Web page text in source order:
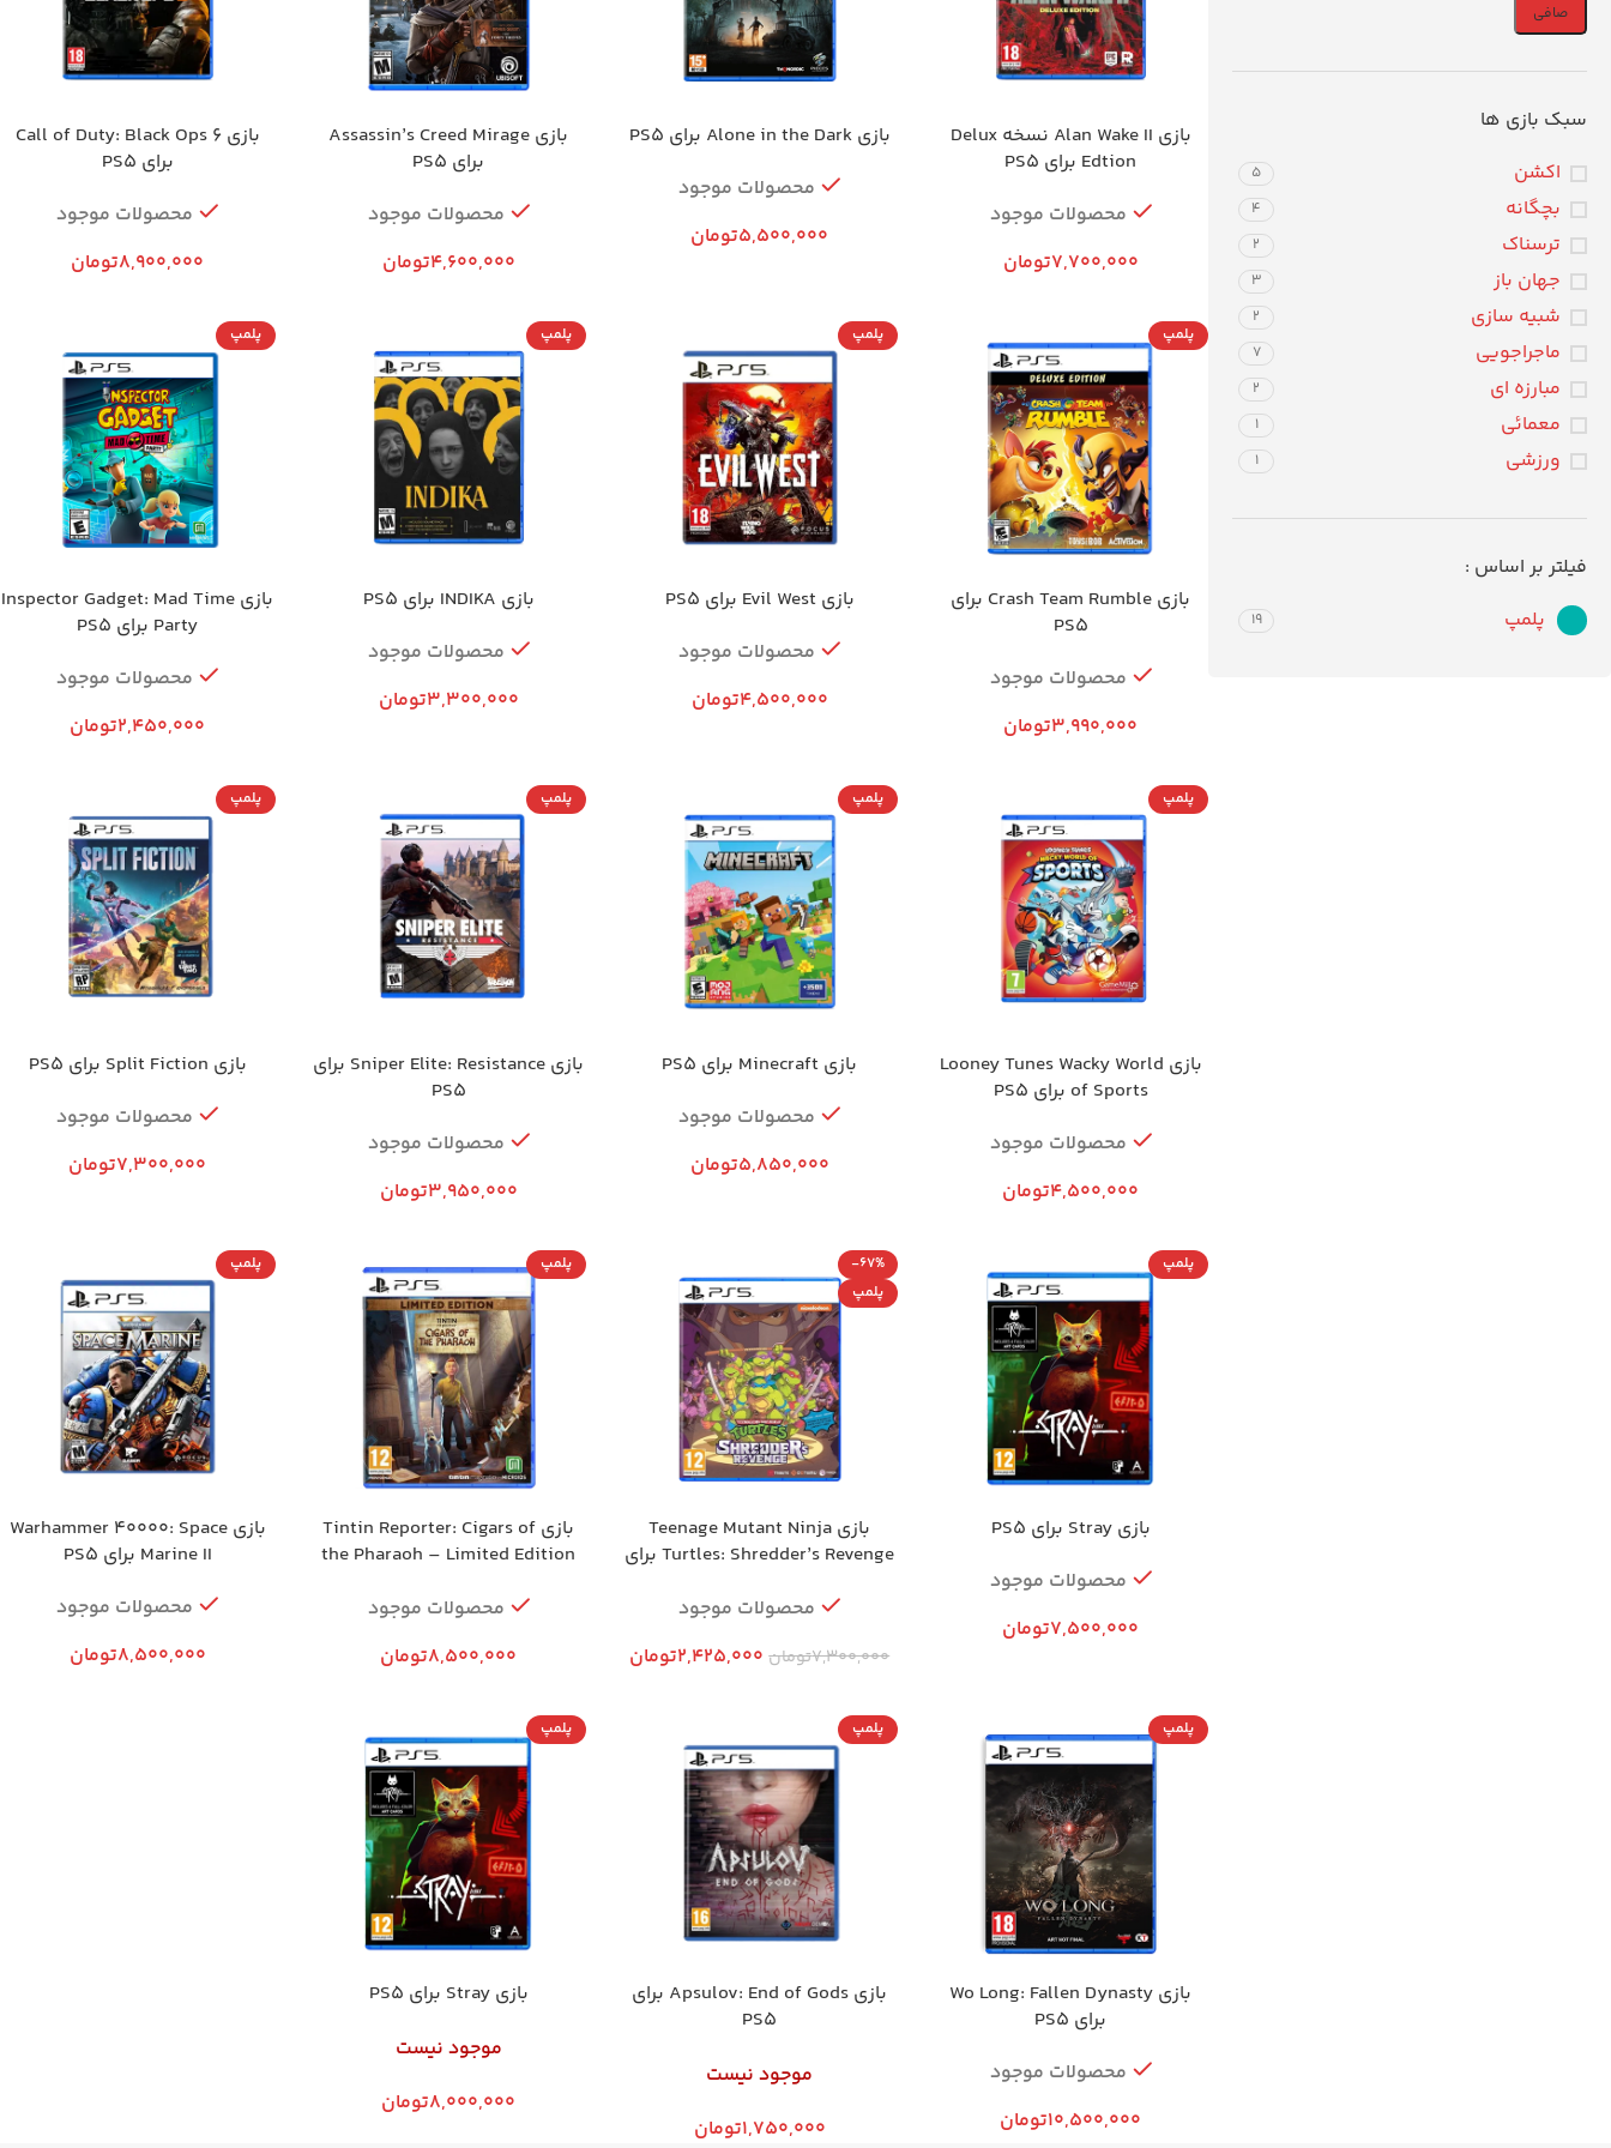
صافی
سبک بازی ها
اکشن
5
بچگانه 4
ترسناک 2
جهان باز 3
شبیه سازی 2
ماجراجویی 7
مبارزه ای 2
معمائی 1
ورزشی 1
فیلتر بر اساس :
پلمپ
19
بازی Alan Wake II نسخه Delux
Edtion برای PS5
محصولات موجود
7,700,000تومان
بازی Alone in the Dark برای PS5
محصولات موجود
5,500,000تومان
بازی Assassin’s Creed Mirage
برای PS5
محصولات موجود
4,600,000تومان
بازی Call of Duty: Black Ops 6
برای PS5
محصولات موجود
8,900,000تومان
پلمپ
بازی Crash Team Rumble برای
PS5
محصولات موجود
3,990,000تومان
پلمپ
بازی Evil West برای PS5
محصولات موجود
4,500,000تومان
پلمپ
بازی INDIKA برای PS5
محصولات موجود
3,300,000تومان
پلمپ
بازی Inspector Gadget: Mad Time
Party برای PS5
محصولات موجود
2,450,000تومان
پلمپ
بازی Looney Tunes Wacky World
of Sports برای PS5
محصولات موجود
4,500,000تومان
پلمپ
بازی Minecraft برای PS5
محصولات موجود
5,850,000تومان
پلمپ
بازی Sniper Elite: Resistance برای
PS5
محصولات موجود
3,950,000تومان
پلمپ
بازی Split Fiction برای PS5
محصولات موجود
7,300,000تومان
پلمپ
بازی Stray برای PS5
محصولات موجود
7,500,000تومان
-67%
پلمپ
بازی Teenage Mutant Ninja
Turtles: Shredder’s Revenge برای
محصولات موجود
7,300,000تومان 2,425,000تومان
پلمپ
بازی Tintin Reporter: Cigars of
the Pharaoh – Limited Edition
محصولات موجود
8,500,000تومان
پلمپ
بازی Warhammer 40000: Space
Marine II برای PS5
محصولات موجود
8,500,000تومان
پلمپ
بازی Wo Long: Fallen Dynasty
برای PS5
محصولات موجود
10,500,000تومان
پلمپ
بازی Apsulov: End of Gods برای
PS5
موجود نیست
1,750,000تومان
پلمپ
بازی Stray برای PS5
موجود نیست
8,000,000تومان